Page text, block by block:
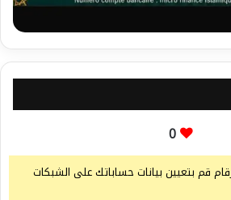
0
قم بتعيين بيانات حساباتك على الشبكات